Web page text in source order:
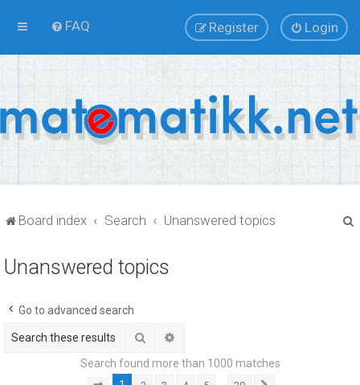
FAQ Login
Register
Board index Search Unanswered topics
Unanswered topics
Go to advanced search
Search
Search found more than 1000 matches